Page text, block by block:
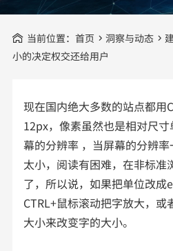
当前位置： 首页 洞察与动态
小的决定权交还给用户
现在国内绝大多数的站点都用
12px，像素虽然也是相对尺
幕的分辨率 ，当屏幕的分辨
太小，阅读有困难，在非标准
了，所以说，如果把单位改成
CTRL+鼠标滚动把字放大，
大小来改变字的大小。